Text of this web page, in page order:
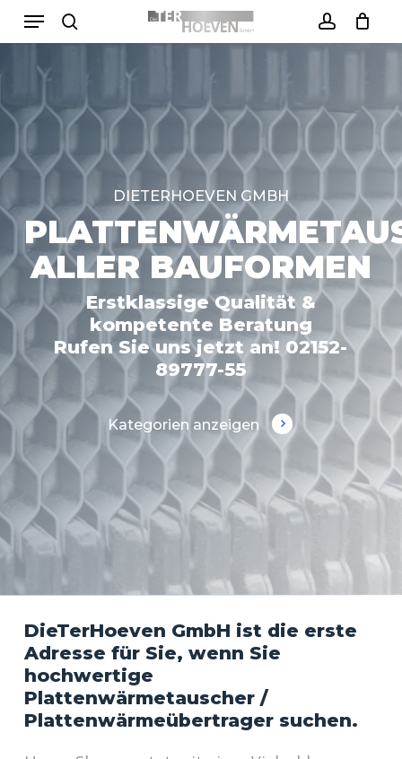
search account
Menu
Warenkorb Close
DIETERHOEVEN GMBH
ALLER BAUFORMEN
Erstklassige Qualität &
kompetente Beratung
Rufen Sie uns jetzt an! 02152-
89777-55
Kategorien anzeigen
DieTerHoeven GmbH ist die erste
Adresse für Sie, wenn Sie
hochwertige
Plattenwärmetauscher /
Plattenwärmeübertrager suchen.